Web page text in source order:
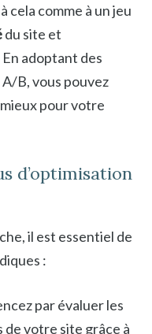
cela comme à un jeu
du site et
adoptant des
B, vous pouvez
pour votre
d’optimisation
il est essentiel de
:
par évaluer les
votre site grâce à